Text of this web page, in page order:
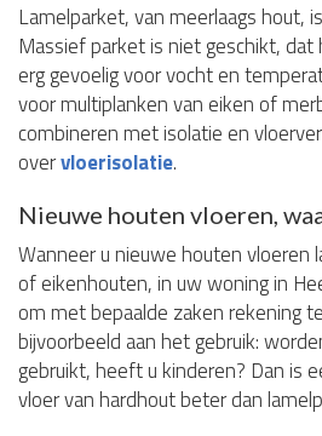
Lamelparket, van meerlaags hout,
Massief parket is niet geschikt, dat
erg gevoelig voor vocht en
voor multiplanken van eiken of
combineren met isolatie en
overvloerisolatie.
Nieuwe houten vloeren,
Wanneer u nieuwe houten vloeren
of eikenhouten, in uw woning in
om met bepaalde zaken rekening
bijvoorbeeld aan het gebruik:
gebruikt, heeft u kinderen? Dan is
vloer van hardhout beter dan